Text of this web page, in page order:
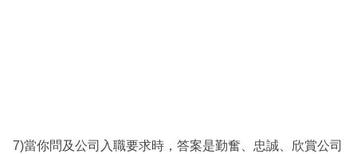
7)當你問及公司入職要求時，答案是勤奮、忠誠、欣賞公司